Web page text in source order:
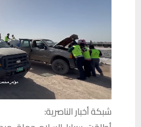
شبكة أخبار الناصرية: